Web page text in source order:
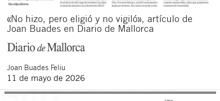
«No hizo, pero eligió y no vigiló», artículo de
Joan Buades en Diario de Mallorca
Joan Buades Feliu
11 de mayo de 2026